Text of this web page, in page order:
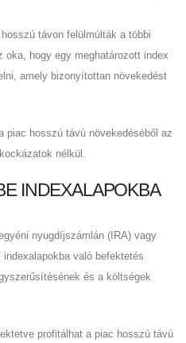
távon felülmúlták a többi
hogy egy meghatározott index
amely bizonyítottan növekedést
piac hosszú távú növekedéséből az
nélkül.
INDEXALAPOKBA
nyugdíjszámlán (IRA) vagy
való befektetés
és a költségek
profitálhat a piac hosszú távú